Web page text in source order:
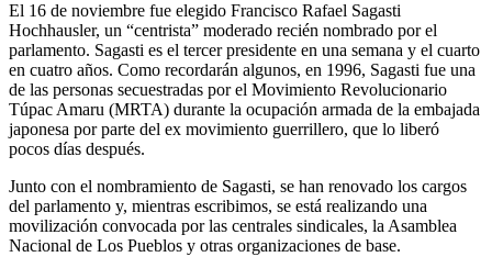
El 16 de noviembre fue elegido Francisco Rafael Sagasti
Hochhausler, un “centrista” moderado recién nombrado por el
parlamento. Sagasti es el tercer presidente en una semana y el cuarto
en cuatro años. Como recordarán algunos, en 1996, Sagasti fue una
de las personas secuestradas por el Movimiento Revolucionario
Túpac Amaru (MRTA) durante la ocupación armada de la embajada
japonesa por parte del ex movimiento guerrillero, que lo liberó
pocos días después.
Junto con el nombramiento de Sagasti, se han renovado los cargos
del parlamento y, mientras escribimos, se está realizando una
movilización convocada por las centrales sindicales, la Asamblea
Nacional de Los Pueblos y otras organizaciones de base.